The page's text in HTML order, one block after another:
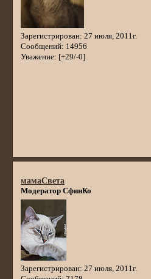
Зарегистрирован: 27 июля, 2011г.
Сообщений: 14956
Уважение: [+29/-0]
мамаСвета
Модератор СфинКо
Зарегистрирован: 27 июля, 2011г.